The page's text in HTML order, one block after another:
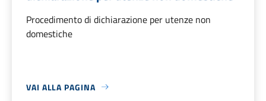
Procedimento di dichiarazione per utenze non
domestiche
VAI ALLA PAGINA